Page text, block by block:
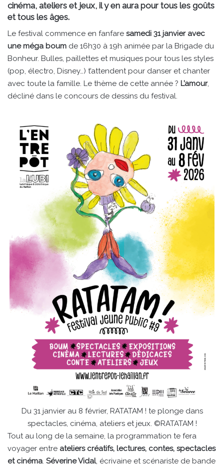
cinéma, ateliers et jeux, il y en aura pour tous les goûts
et tous les âges.
Le festival commence en fanfare samedi 31 janvier avec
une méga boum de 16h30 à 19h animée par la Brigade du
Bonheur. Bulles, paillettes et musiques pour tous les styles
(pop, électro, Disney…) t’attendent pour danser et chanter
avec toute la famille. Le thème de cette année ? L’amour,
décliné dans le concours de dessins du festival.
Du 31 janvier au 8 février, RATATAM ! te plonge dans
spectacles, cinéma, ateliers et jeux. ©RATATAM !
Tout au long de la semaine, la programmation te fera
voyager entre ateliers créatifs, lectures, contes, spectacles
et cinéma. Séverine Vidal, écrivaine et scénariste de bande